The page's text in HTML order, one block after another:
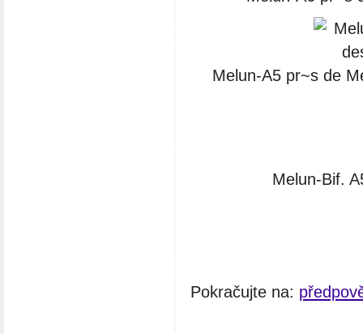
Melun-A5 pr~s de
Melun-Bif.
Pokračujte na: